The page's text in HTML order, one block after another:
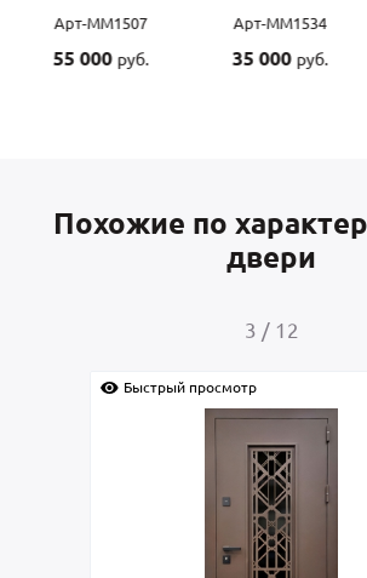
Арт-ММ1534
35 000руб.
Арт-ММ1279
35 000 руб.
Похожие по
двери
4 / 12
Быстрый просмотр